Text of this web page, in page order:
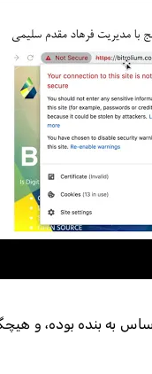
به بنده بوده، و